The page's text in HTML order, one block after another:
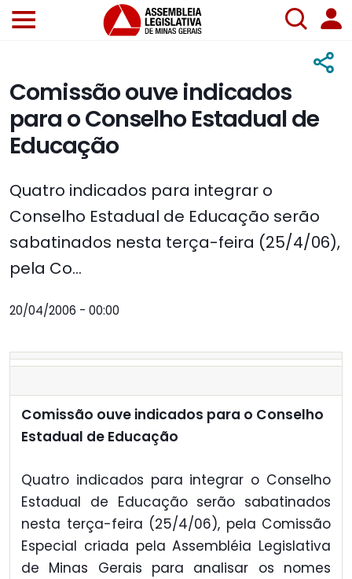
Comissão ouve indicados
para o Conselho Estadual de
Educação
Quatro indicados para integrar o
Conselho Estadual de Educação serão
sabatinados nesta terça-feira (25/4/06),
pela Co...
20/04/2006 - 00:00
Comissão ouve indicados para o Conselho
Estadual de Educação
Quatro indicados para integrar o Conselho
Estadual de Educação serão sabatinados
nesta terça-feira (25/4/06), pela Comissão
Especial criada pela Assembléia Legislativa
de Minas Gerais para analisar os nomes